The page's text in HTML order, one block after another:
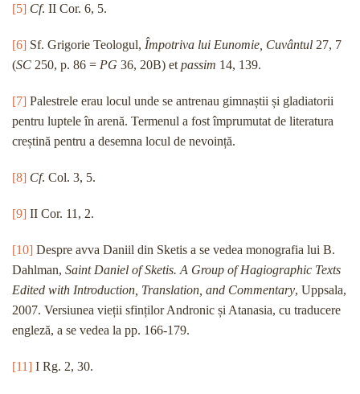
[5] Cf. II Cor. 6, 5.
[6] Sf. Grigorie Teologul, Împotriva lui Eunomie, Cuvântul 27, 7
(SC 250, p. 86 = PG 36, 20B) et passim 14, 139.
[7] Palestrele erau locul unde se antrenau gimnaștii și gladiatorii
pentru luptele în arenă. Termenul a fost împrumutat de literatura
creștină pentru a desemna locul de nevoință.
[8] Cf. Col. 3, 5.
[9] II Cor. 11, 2.
[10] Despre avva Daniil din Sketis a se vedea monografia lui B.
Dahlman, Saint Daniel of Sketis. A Group of Hagiographic Texts
Edited with Introduction, Translation, and Commentary, Uppsala,
2007. Versiunea vieții sfinților Andronic și Atanasia, cu traducere
engleză, a se vedea la pp. 166-179.
[11] I Rg. 2, 30.